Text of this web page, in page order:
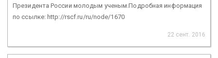
Президента России молодым ученым.Подробная информация
по ссылке: http://rscf.ru/ru/node/1670
22 сент. 2016